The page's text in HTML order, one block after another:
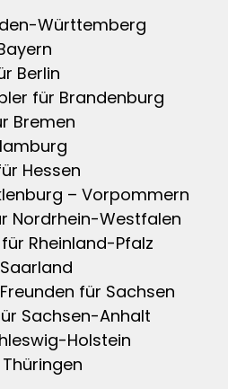
Württemberg
Berlin
für Brandenburg
Bremen
Hessen
– Vorpommern
Nordrhein-Westfalen
Rheinland-Pfalz
für Sachsen
Sachsen-Anhalt
Holstein